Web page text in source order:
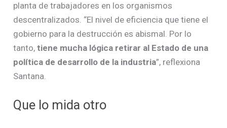
planta de trabajadores en los organismos
descentralizados. “El nivel de eficiencia que tiene el
gobierno para la destrucción es abismal. Por lo
tanto,tiene mucha lógica retirar al Estado de una
política de desarrollo de la industria”, reflexiona
Santana.
Que lo mida otro